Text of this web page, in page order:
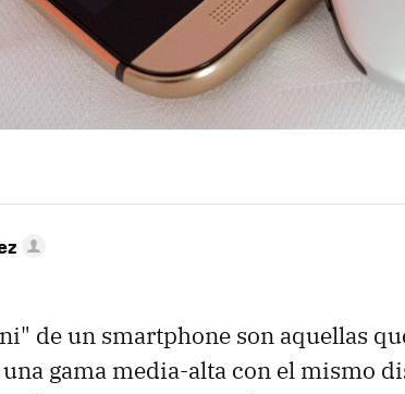
de un smartphone son aquellas
gama media-alta con el mismo